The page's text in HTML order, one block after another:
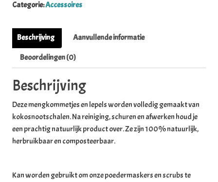
Categorie:Accessoires
Beschrijving Aanvullende informatie
Beoordelingen (0)
Beschrijving
Deze mengkommetjes en lepels worden volledig gemaakt van
kokosnootschalen. Na reiniging, schuren en afwerken houd je
een prachtig natuurlijk product over. Ze zijn 100% natuurlijk,
herbruikbaar en composteerbaar.
Kan worden gebruikt om onze poedermaskers en scrubs te